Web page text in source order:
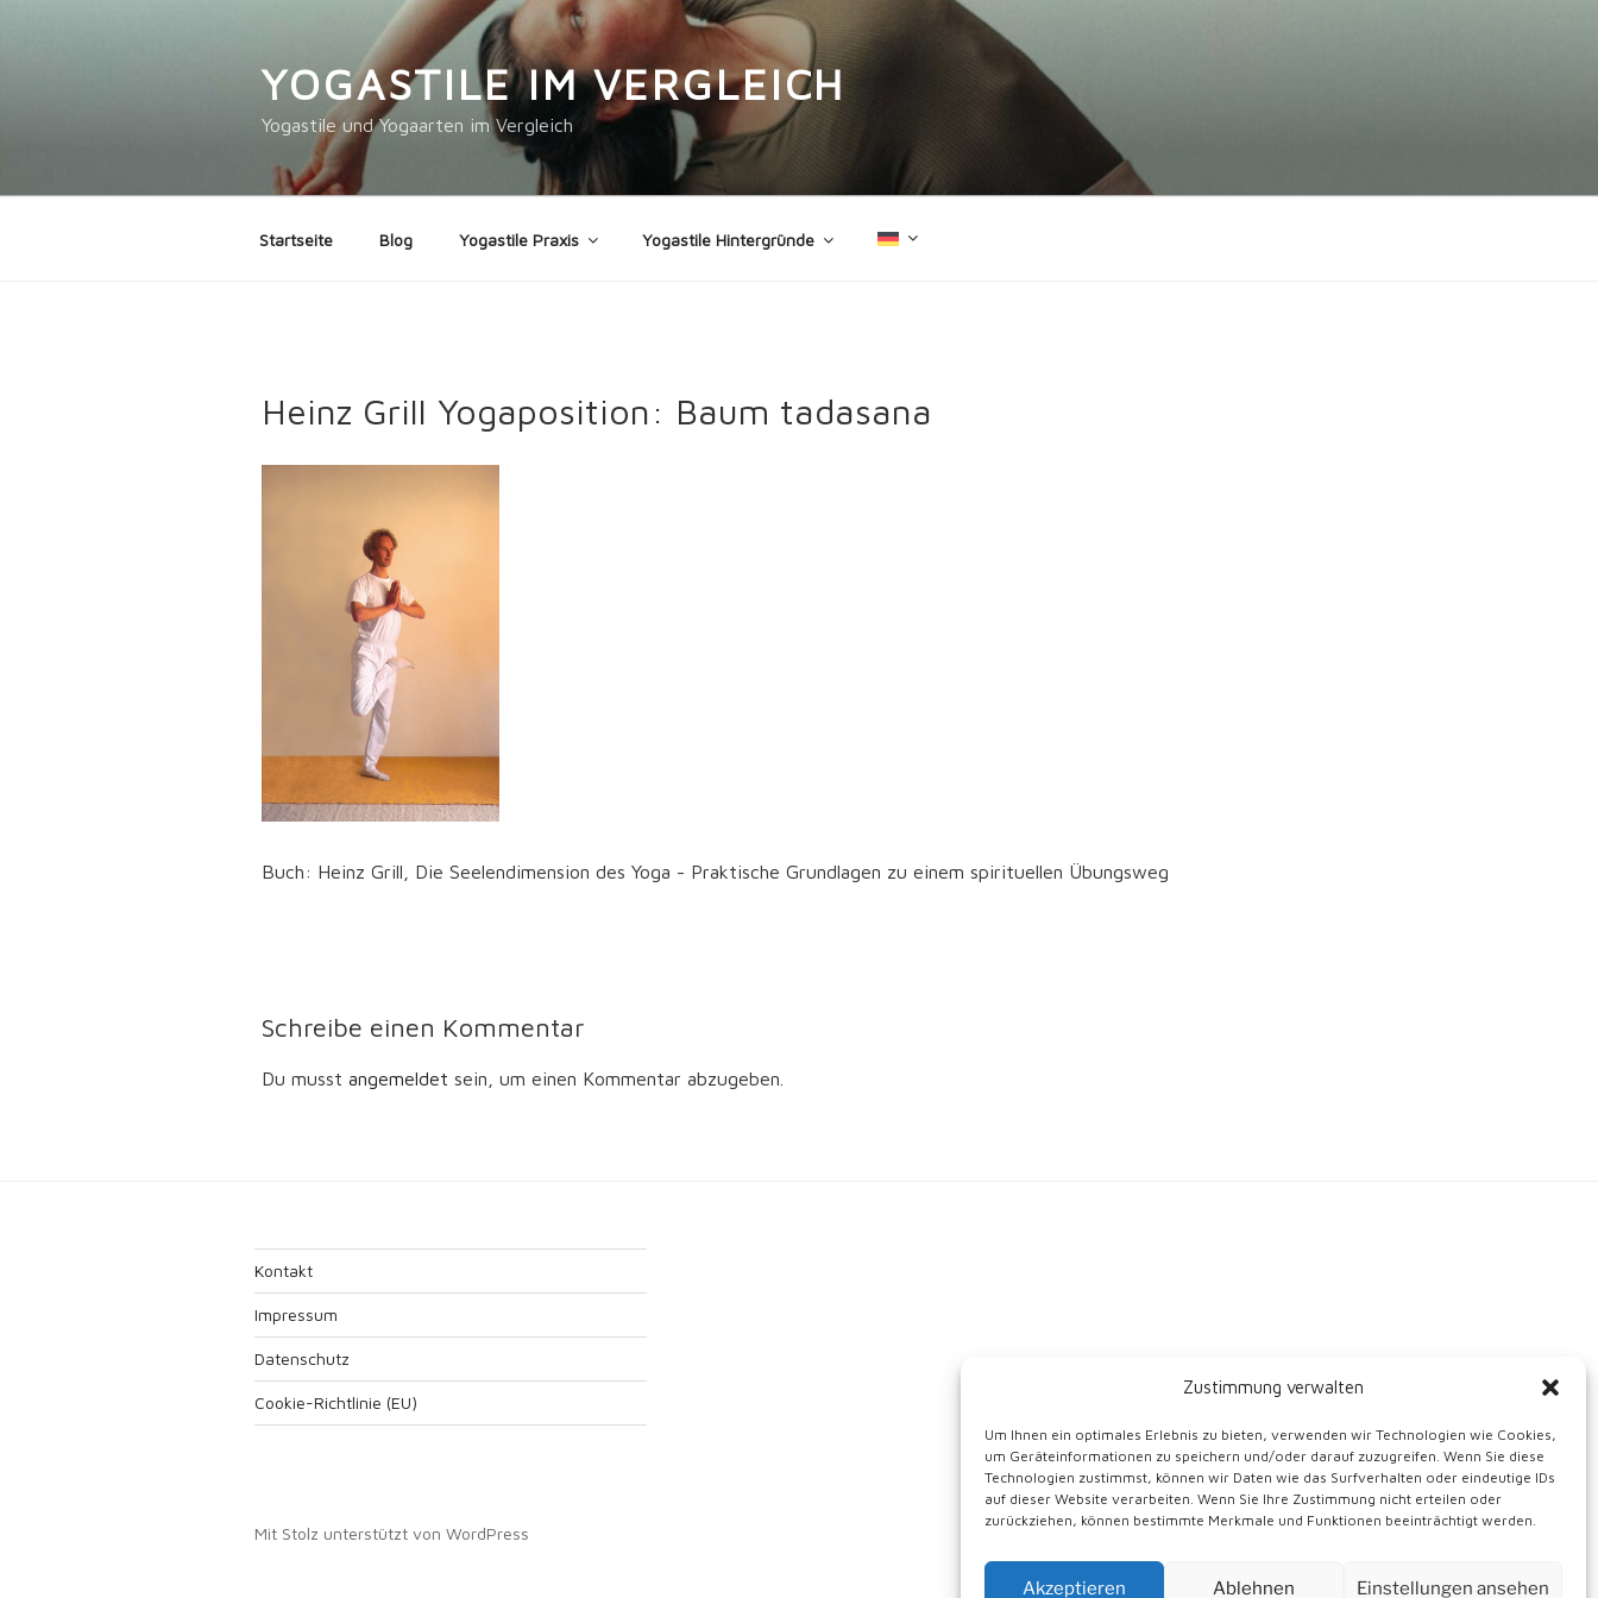
Zustimmung verwalten
Um Ihnen ein optimales Erlebnis zu bieten, verwenden wir Technologien wie Cookies,
um Geräteinformationen zu speichern und/oder darauf zuzugreifen. Wenn Sie diese
Technologien zustimmst, können wir Daten wie das Surfverhalten oder eindeutige IDs
auf dieser Website verarbeiten. Wenn Sie Ihre Zustimmung nicht erteilen oder
zurückziehen, können bestimmte Merkmale und Funktionen beeinträchtigt werden.
Akzeptieren Ablehnen Einstellungen ansehen
YOGASTILE IM VERGLEICH
Yogastile und Yogaarten im Vergleich
Startseite Blog Yogastile Praxis Yogastile Hintergründe
Heinz Grill Yogaposition: Baum tadasana
Buch: Heinz Grill, Die Seelendimension des Yoga - Praktische Grundlagen zu einem spirituellen Übungsweg
Schreibe einen Kommentar
Du musst angemeldet sein, um einen Kommentar abzugeben.
Kontakt
Impressum
Datenschutz
Cookie-Richtlinie (EU)
Mit Stolz unterstützt von WordPress